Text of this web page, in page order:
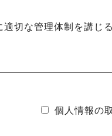
切な管理体制を講
個人情報の